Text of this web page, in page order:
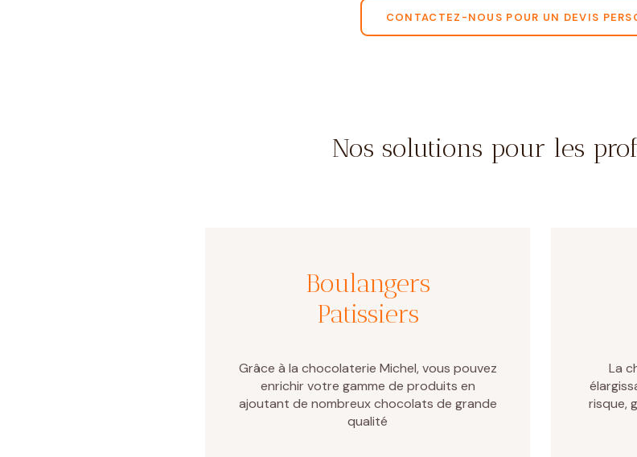
CONTACTEZ-NOUS POUR UN DEVIS
Nos solutions pour les
Boulangers
Patissiers
Grâce à la chocolaterie Michel, vous pouvez
enrichir votre gamme de produits en
ajoutant de nombreux chocolats de grande
qualité
La
risque,